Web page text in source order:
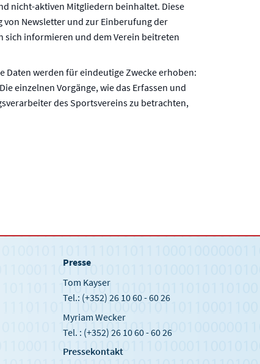
nicht-aktiven Mitgliedern beinhaltet. Diese
von Newsletter und zur Einberufung der
sich informieren und dem Verein beitreten
werden für eindeutige Zwecke erhoben:
einzelnen Vorgänge, wie das Erfassen und
des Sportsvereins zu betrachten,
Presse
Tom Kayser
Tel.: (+352) 26 10 60 - 60 26
Myriam Wecker
Tel. : (+352) 26 10 60 - 60 26
Pressekontakt